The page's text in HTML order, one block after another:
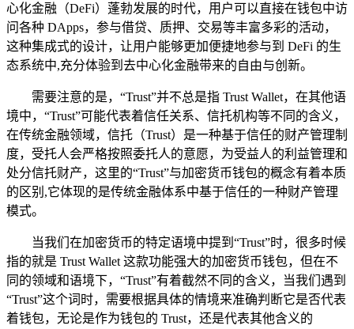
心化金融（DeFi）蓬勃发展的时代，用户可以直接在钱包中访
问各种 DApps，参与借贷、质押、交易等丰富多彩的活动，
这种集成式的设计，让用户能够更加便捷地参与到 DeFi 的生
态系统中,充分体验到去中心化金融带来的自由与创新。
需要注意的是，“Trust”并不总是指 Trust Wallet，在其他语
境中，“Trust”可能代表着信任关系、信托机构等不同的含义，
在传统金融领域，信托（Trust）是一种基于信任的财产管理制
度，受托人会严格按照委托人的意愿，为受益人的利益管理和
处分信托财产，这里的“Trust”与加密货币钱包的概念有着本质
的区别,它体现的是传统金融体系中基于信任的一种财产管理
模式。
当我们在加密货币的特定语境中提到“Trust”时，很多时候
指的就是 Trust Wallet 这款功能强大的加密货币钱包，但在不
同的领域和语境下，“Trust”有着截然不同的含义，当我们遇到
“Trust”这个词时，需要根据具体的情境来准确判断它是否代表
着钱包，无论是作为钱包的 Trust，还是代表其他含义的